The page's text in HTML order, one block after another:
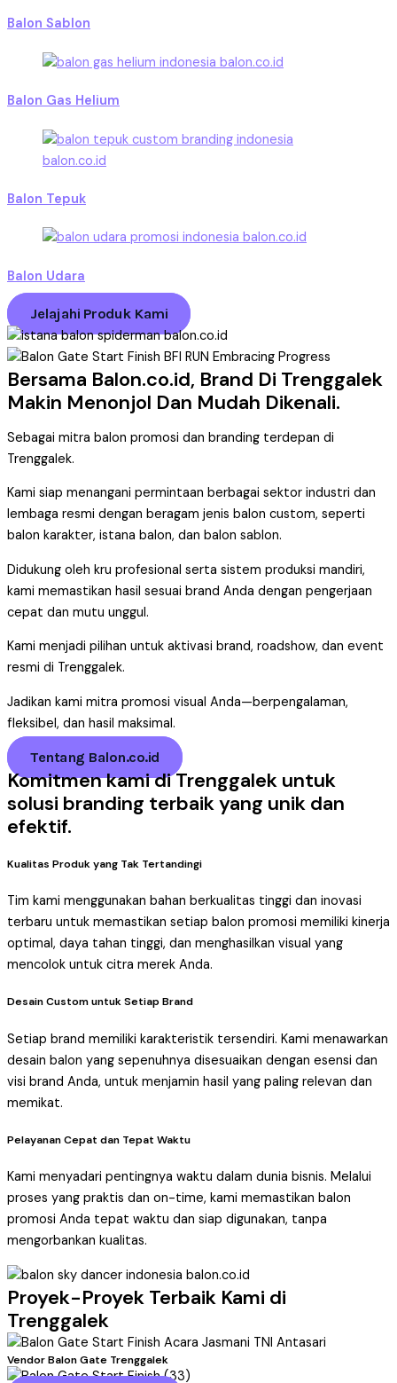
Balon Sablon
Balon Gas Helium
Balon Tepuk
Balon Udara
Jelajahi Produk Kami
Bersama Balon.co.id, Brand Di Trenggalek
Makin Menonjol Dan Mudah Dikenali.
Sebagai mitra balon promosi dan branding terdepan di
Trenggalek.
Kami siap menangani permintaan berbagai sektor industri dan
lembaga resmi dengan beragam jenis balon custom, seperti
balon karakter, istana balon, dan balon sablon.
Didukung oleh kru profesional serta sistem produksi mandiri,
kami memastikan hasil sesuai brand Anda dengan pengerjaan
cepat dan mutu unggul.
Kami menjadi pilihan untuk aktivasi brand, roadshow, dan event
resmi di Trenggalek.
Jadikan kami mitra promosi visual Anda—berpengalaman,
fleksibel, dan hasil maksimal.
Tentang Balon.co.id
Komitmen kami di Trenggalek untuk
solusi branding terbaik yang unik dan
efektif.
Kualitas Produk yang Tak Tertandingi
Tim kami menggunakan bahan berkualitas tinggi dan inovasi
terbaru untuk memastikan setiap balon promosi memiliki kinerja
optimal, daya tahan tinggi, dan menghasilkan visual yang
mencolok untuk citra merek Anda.
Desain Custom untuk Setiap Brand
Setiap brand memiliki karakteristik tersendiri. Kami menawarkan
desain balon yang sepenuhnya disesuaikan dengan esensi dan
visi brand Anda, untuk menjamin hasil yang paling relevan dan
memikat.
Pelayanan Cepat dan Tepat Waktu
Kami menyadari pentingnya waktu dalam dunia bisnis. Melalui
proses yang praktis dan on-time, kami memastikan balon
promosi Anda tepat waktu dan siap digunakan, tanpa
mengorbankan kualitas.
Proyek-Proyek Terbaik Kami di
Trenggalek
Vendor Balon Gate Trenggalek